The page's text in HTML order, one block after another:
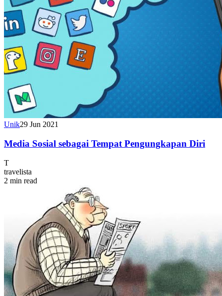
Unik29 Jun 2021
Media Sosial sebagai Tempat Pengungkapan Diri
T
travelista
2 min read